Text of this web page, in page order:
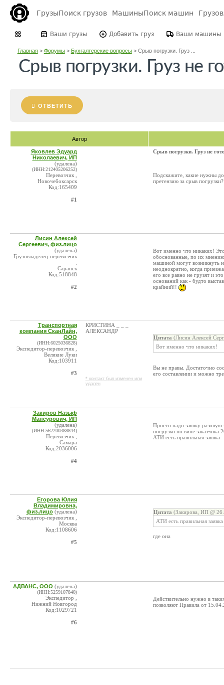
ГрузыПоиск грузов МашиныПоиск машин
Ваши грузы Добавить груз Ваши машины
Главная> Форумы> Бухгалтерские вопросы> Срыв погрузки. Груз ...
Срыв погрузки. Груз не
ОТВЕТИТЬ
Автор
Яковлев Эдуард
Николаевич, ИП
(удалена)
(ИНН:212405206252)
Перевозчик ,
Новочебоксарск
Код:165409
#1
Срыв погрузки. Груз не
Подскажите, какие нужны
претензию за срыв погрузки?
Лисин Алексей
Сергеевич, физ.лицо
(удалена)
Грузовладелец-перевозчик
Саранск
Код:518848
#2
Вот именно что никаких!
обоснованные, по их
машиной могут возникнуть
неоднократно, когда
его все равно не грузят и
оснований как - будто
крайний!!
Транспортная
компания СканЛайн,
ООО
(ИНН:6025036828)
Экспедитор-перевозчик ,
Великие Луки
Код:103911
#3
КРИСТИНА _ _ _
АЛЕКСАНДР
* контакт был изменен или
удален
Цитата (Лисин Алексей
Вот именно что никаких!
Вы не правы. Достаточно
его составлении и можно
Закиров Назыф
Мансурович, ИП
(удалена)
(ИНН:562200388844)
Перевозчик ,
Самара
Код:2036006
#4
Просто надо заявку
погрузки по вине заказчика
АТИ есть правильная заявка
Егорова Юлия
Владимировна,
физ.лицо (удалена)
Экспедитор-перевозчик ,
Москва
Код:1108606
#5
Цитата (Закирова, ИП @
АТИ есть правильная заявка
где она
АДВАНС, ООО (удалена)
(ИНН:5259107840)
Экспедитор ,
Нижний Новгород
Код:1029721
#6
Действительно нужно в
позволяют Правила от